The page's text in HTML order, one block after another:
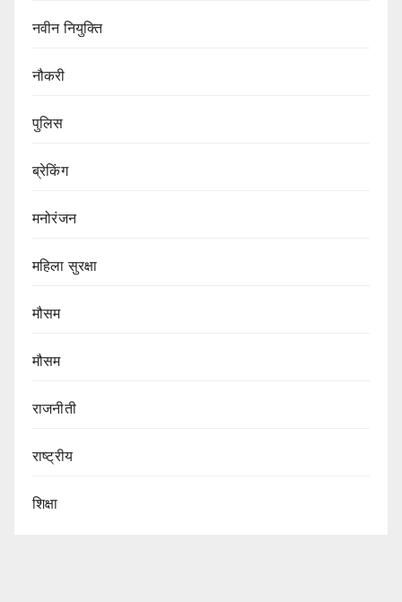
नवीन नियुक्ति
नौकरी
पुलिस
ब्रेकिंग
मनोरंजन
महिला सुरक्षा
मौसम
मौसम
राजनीती
राष्ट्रीय
शिक्षा